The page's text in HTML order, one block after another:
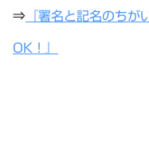
⇒ 『署名と記名のち
OK！』